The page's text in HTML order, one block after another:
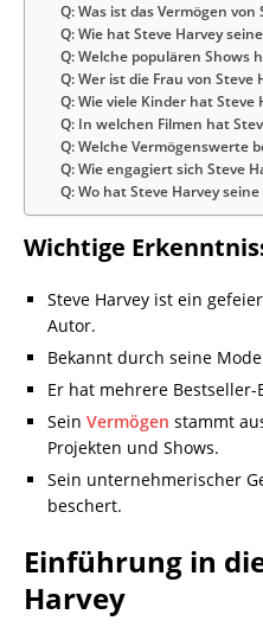
Q: Was ist das Vermögen von
Q: Wie hat Steve Harvey
Q: Welche populären Shows
Q: Wer ist die Frau von Steve
Q: Wie viele Kinder hat Steve
Q: In welchen Filmen hat
Q: Welche Vermögenswerte
Q: Wie engagiert sich Steve
Q: Wo hat Steve Harvey
Wichtige
Steve Harvey ist ein
Autor.
Bekannt durch seine
Er hat mehrere
Sein Vermögen stammt
Projekten und Shows.
Sein unternehmerischer
beschert.
Einführung in
Harvey